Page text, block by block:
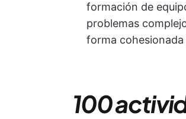
formación de
problemas
forma
100